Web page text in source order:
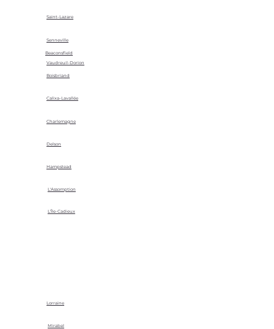
Saint-Lazare
Senneville
Vaudreuil-Dorion
Beaconsfield
Boisbriand
Calixa-Lavallée
Charlemagne
Delson
Hampstead
L'Assomption
L'Île-Cadieux
Lorraine
Mirabel